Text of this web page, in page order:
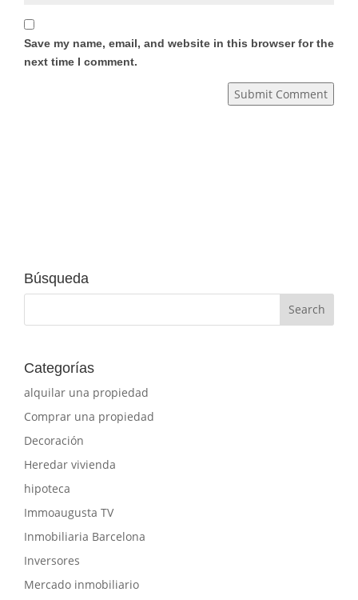
Save my name, email, and website in this browser for the
next time I comment.
Submit Comment
Búsqueda
Categorías
alquilar una propiedad
Comprar una propiedad
Decoración
Heredar vivienda
hipoteca
Immoaugusta TV
Inmobiliaria Barcelona
Inversores
Mercado inmobiliario